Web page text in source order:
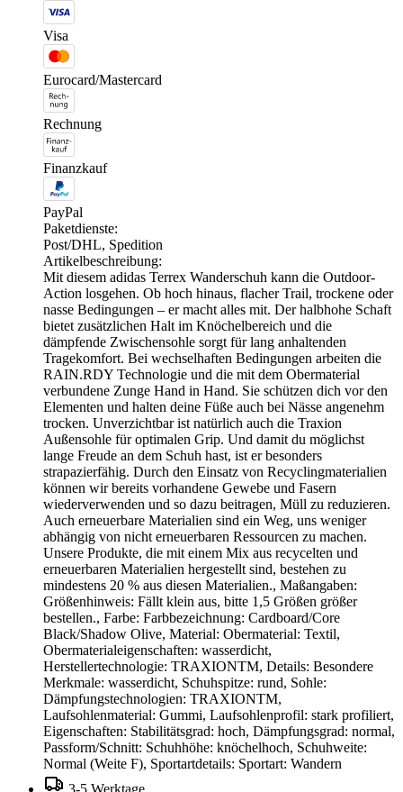
Visa
Eurocard/Mastercard
Rechnung
Finanzkauf
PayPal
Paketdienste:
Post/DHL, Spedition
Artikelbeschreibung:
Mit diesem adidas Terrex Wanderschuh kann die Outdoor-
Action losgehen. Ob hoch hinaus, flacher Trail, trockene oder
nasse Bedingungen – er macht alles mit. Der halbhohe Schaft
bietet zusätzlichen Halt im Knöchelbereich und die
dämpfende Zwischensohle sorgt für lang anhaltenden
Tragekomfort. Bei wechselhaften Bedingungen arbeiten die
RAIN.RDY Technologie und die mit dem Obermaterial
verbundene Zunge Hand in Hand. Sie schützen dich vor den
Elementen und halten deine Füße auch bei Nässe angenehm
trocken. Unverzichtbar ist natürlich auch die Traxion
Außensohle für optimalen Grip. Und damit du möglichst
lange Freude an dem Schuh hast, ist er besonders
strapazierfähig. Durch den Einsatz von Recyclingmaterialien
können wir bereits vorhandene Gewebe und Fasern
wiederverwenden und so dazu beitragen, Müll zu reduzieren.
Auch erneuerbare Materialien sind ein Weg, uns weniger
abhängig von nicht erneuerbaren Ressourcen zu machen.
Unsere Produkte, die mit einem Mix aus recycelten und
erneuerbaren Materialien hergestellt sind, bestehen zu
mindestens 20 % aus diesen Materialien., Maßangaben:
Größenhinweis: Fällt klein aus, bitte 1,5 Größen größer
bestellen., Farbe: Farbbezeichnung: Cardboard/Core
Black/Shadow Olive, Material: Obermaterial: Textil,
Obermaterialeigenschaften: wasserdicht,
Herstellertechnologie: TRAXIONTM, Details: Besondere
Merkmale: wasserdicht, Schuhspitze: rund, Sohle:
Dämpfungstechnologien: TRAXIONTM,
Laufsohlenmaterial: Gummi, Laufsohlenprofil: stark profiliert,
Eigenschaften: Stabilitätsgrad: hoch, Dämpfungsgrad: normal,
Passform/Schnitt: Schuhhöhe: knöchelhoch, Schuhweite:
Normal (Weite F), Sportartdetails: Sportart: Wandern
3-5 Werktage